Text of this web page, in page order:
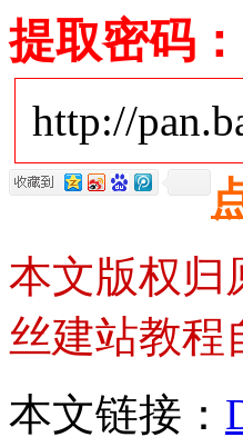
提取密码
http://
本文版权归
丝建站教程
本文链接：